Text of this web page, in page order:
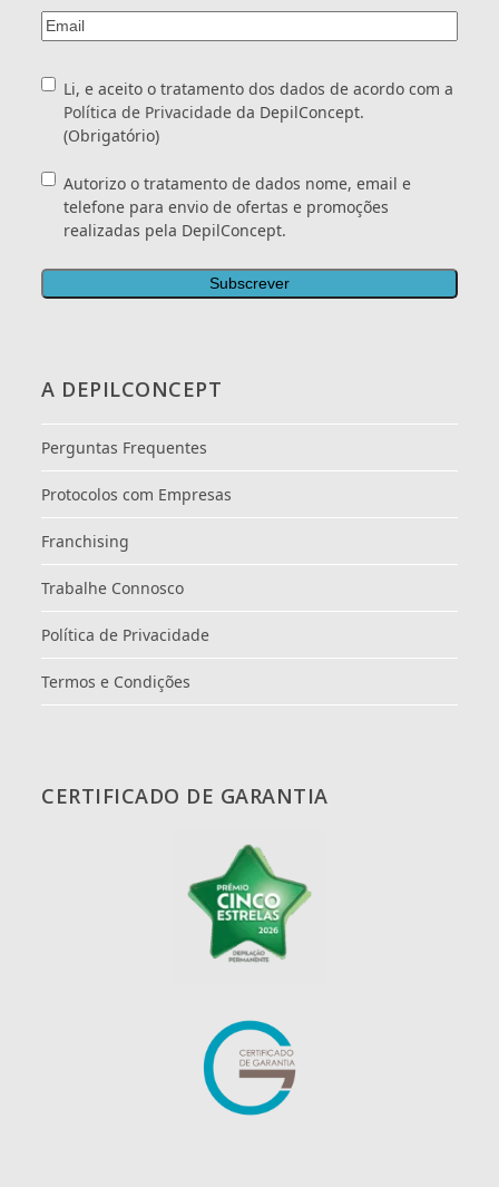
Email(Obrigatório)
Consentimento(Obrigatório)
Li, e aceito o tratamento dos dados de acordo com a
Política de Privacidade da DepilConcept.
(Obrigatório)
Consentimento
Autorizo o tratamento de dados nome, email e
telefone para envio de ofertas e promoções
realizadas pela DepilConcept.
A DEPILCONCEPT
Perguntas Frequentes
Protocolos com Empresas
Franchising
Trabalhe Connosco
Política de Privacidade
Termos e Condições
CERTIFICADO DE GARANTIA